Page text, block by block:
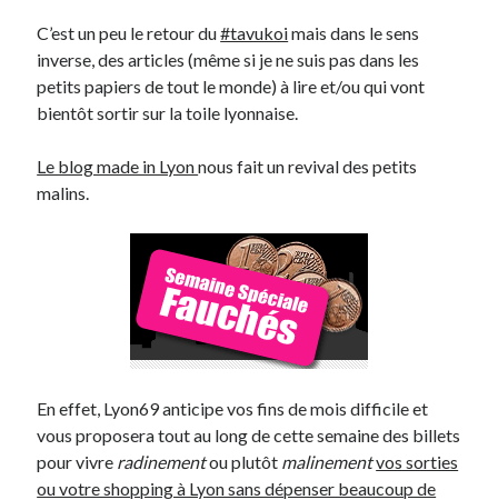
Derniers Commentaires
Entretien ménagerdansT’as vu quoi ? #52
JFdansC’était pas mieux avant… à Lyon
AnthonydansComment j’ai opéré ma vélorution toute personnelle
Renaud Ducher
Commentaires récents
Entretien ménagerdansT’as vu quoi ? #52
C’était pas mieux avant… à Lyon
dans
Comment j’ai opéré ma vélorution toute personnelle
Renaud Ducher
Comment j’ai opéré ma vélorution toute
personnelle
C’est un peu le retour du#tavukoimais dans le sens
inverse, des articles (même si je ne suis pas dans les
petits papiers de tout le monde) à lire et/ou qui vont
bientôt sortir sur la toile lyonnaise.
Le blog made in Lyonnous fait un revival des petits
malins.
En effet, Lyon69 anticipe vos fins de mois difficile et
vous proposera tout au long de cette semaine des billets
pour vivre radinementou plutôt malinementvos sorties
ou votre shopping à Lyon sans dépenser beaucoup de